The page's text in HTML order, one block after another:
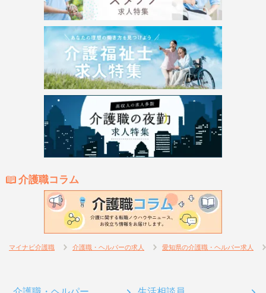
介護職コラム
マイナビ介護職 介護職・ヘルパーの求人 愛知県の介護職・ヘルパー求人